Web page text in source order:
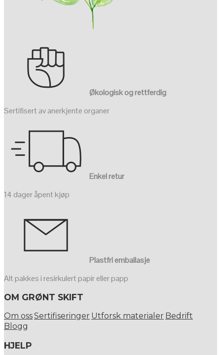
Økologisk og rettferdig
Sertifisert av anerkjente organer
Enkel retur
14 dager åpent kjøp
Plastfri emballasje
Alt pakkes i resirkulert papir eller papp
OM GRØNT SKIFT
Om ossSertifiseringer Utforsk materialer Bedrift
Blogg
HJELP